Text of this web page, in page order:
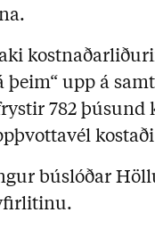
þeim“ upp á
782 þúsund
búslóðar